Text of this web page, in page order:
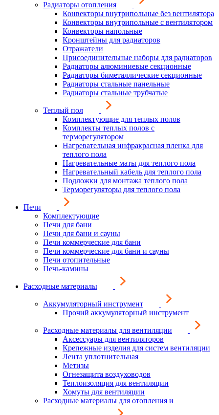
Радиаторы отопления
Конвекторы внутрипольные без вентилятора
Конвекторы внутрипольные с вентилятором
Конвекторы напольные
Кронштейны для радиаторов
Отражатели
Присоединительные наборы для радиаторов
Радиаторы алюминиевые секционные
Радиаторы биметаллические секционные
Радиаторы стальные панельные
Радиаторы стальные трубчатые
Теплый пол
Комплектующие для теплых полов
Комплекты теплых полов с
терморегулятором
Нагревательная инфракрасная пленка для
теплого пола
Нагревательные маты для теплого пола
Нагревательный кабель для теплого пола
Подложки для монтажа теплого пола
Терморегуляторы для теплого пола
Печи
Комплектующие
Печи для бани
Печи для бани и сауны
Печи коммерческие для бани
Печи коммерческие для бани и сауны
Печи отопительные
Печь-камины
Расходные материалы
Аккумуляторный инструмент
Прочий аккумуляторный инструмент
Расходные материалы для вентиляции
Аксессуары для вентиляторов
Крепежные изделия для систем вентиляции
Лента уплотнительная
Метизы
Огнезащита воздуховодов
Теплоизоляция для вентиляции
Хомуты для вентиляции
Расходные материалы для отопления и